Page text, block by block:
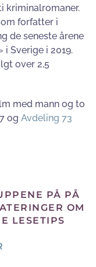
kriminalromaner.
forfatter i
de seneste årene
Sverige i 2019.
over 2,5
med mann og to
og Avdeling 73
PÅ PÅ
OM
LESETIPS